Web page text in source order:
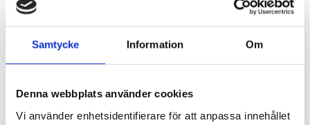
Samtycke Information Om
Denna webbplats använder cookies
Vi använder enhetsidentifierare för att anpassa innehållet
Hål för spishäll
Hål för ovanpå liggande spishäll
1 450,00 KR
Hål för planmonterad
spishäll
spishäll.Uppge märke och modell
3 050,00